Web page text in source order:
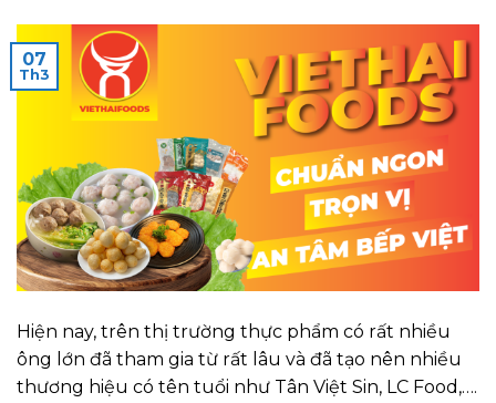
07
Th3
Hiện nay, trên thị trường thực phẩm có rất nhiều
ông lớn đã tham gia từ rất lâu và đã tạo nên nhiều
thương hiệu có tên tuổi như Tân Việt Sin, LC Food,….